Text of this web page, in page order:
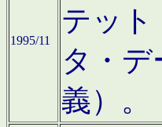
1995/11
テッ
タ・
義）。